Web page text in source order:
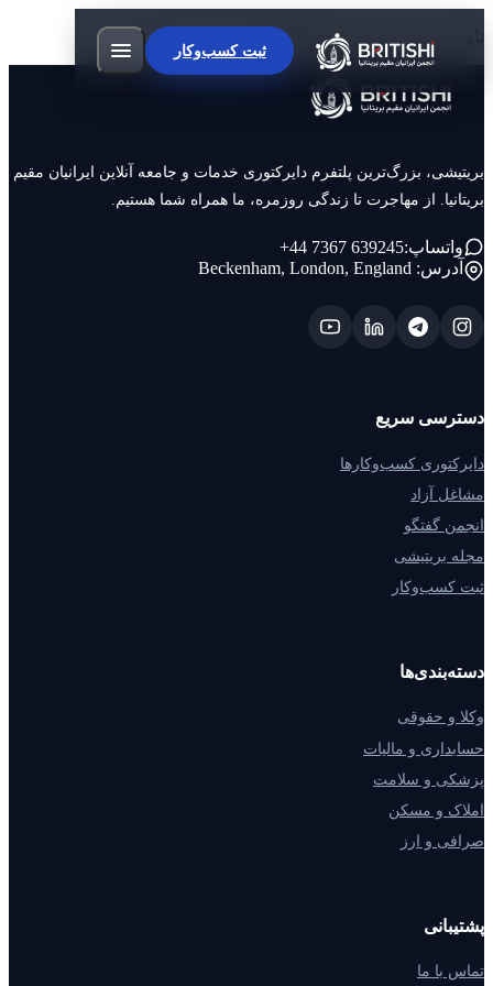
ثبت کسب‌وکار
نامعتبر است یا نمی توان ادعا کرد.
بریتیشی، بزرگ‌ترین پلتفرم دایرکتوری خدمات و جامعه آنلاین ایرانیان مقیم
بریتانیا. از مهاجرت تا زندگی روزمره، ما همراه شما هستیم.
واتساپ:+44 7367 639245
آدرس: Beckenham, London, England
دسترسی سریع
دایرکتوری کسب‌وکارها
مشاغل آزاد
انجمن گفتگو
مجله بریتیشی
ثبت کسب‌وکار
دسته‌بندی‌ها
وکلا و حقوقی
حسابداری و مالیات
پزشکی و سلامت
املاک و مسکن
صرافی و ارز
پشتیبانی
تماس با ما